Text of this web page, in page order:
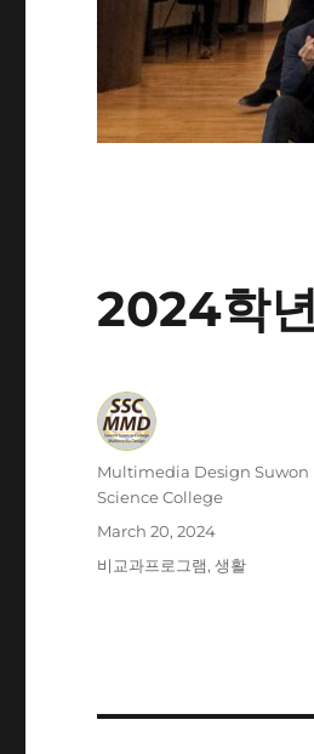
2024학
Author
Multimedia Design Suwon
Science College
Posted
on
March 20, 2024
Categories
비교과프로그램,생활